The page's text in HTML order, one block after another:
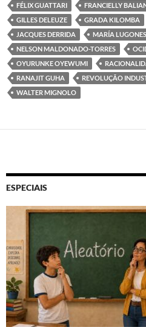
FÉLIX GUATTARI
FRANCIELLY
GILLES DELEUZE
GRADA KILOMBA
JACQUES DERRIDA
MARÍA LUGONES
NELSON MALDONADO-TORRES
OYURUNKE OYEWUMI
RANAJIT GUHA
REVOLUÇÃO
WALTER MIGNOLO
ESPECIAIS